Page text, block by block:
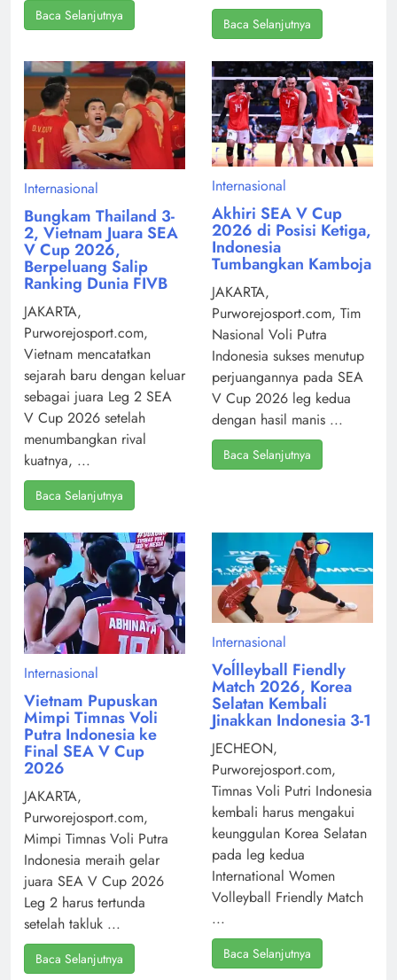
Baca Selanjutnya Baca Selanjutnya
Internasional
Bungkam Thailand 3-
2, Vietnam Juara SEA
V Cup 2026,
Berpeluang Salip
Ranking Dunia FIVB
JAKARTA,
Purworejosport.com,
Vietnam mencatatkan
sejarah baru dengan keluar
sebagai juara Leg 2 SEA
V Cup 2026 setelah
menumbangkan rival
kuatnya, ...
Baca Selanjutnya
Internasional
Akhiri SEA V Cup
2026 di Posisi Ketiga,
Indonesia
Tumbangkan Kamboja
JAKARTA,
Purworejosport.com, Tim
Nasional Voli Putra
Indonesia sukses menutup
perjuangannya pada SEA
V Cup 2026 leg kedua
dengan hasil manis ...
Baca Selanjutnya
Internasional
Vietnam Pupuskan
Mimpi Timnas Voli
Putra Indonesia ke
Final SEA V Cup
2026
JAKARTA,
Purworejosport.com,
Mimpi Timnas Voli Putra
Indonesia meraih gelar
juara SEA V Cup 2026
Leg 2 harus tertunda
setelah takluk ...
Baca Selanjutnya
Internasional
Voĺlleyball Fiendly
Match 2026, Korea
Selatan Kembali
Jinakkan Indonesia 3-1
JECHEON,
Purworejosport.com,
Timnas Voli Putri Indonesia
kembali harus mengakui
keunggulan Korea Selatan
pada leg kedua
International Women
Volleyball Friendly Match
...
Baca Selanjutnya